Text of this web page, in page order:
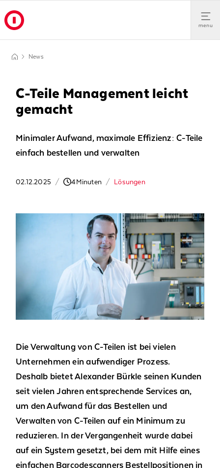
menu
News
C-Teile Management leicht
gemacht
Minimaler Aufwand, maximale Effizienz: C-Teile
einfach bestellen und verwalten
02.12.2025 / 4Minuten / Lösungen
Die Verwaltung von C-Teilen ist bei vielen
Unternehmen ein aufwendiger Prozess.
Deshalb bietet Alexander Bürkle seinen Kunden
seit vielen Jahren entsprechende Services an,
um den Aufwand für das Bestellen und
Verwalten von C-Teilen auf ein Minimum zu
reduzieren. In der Vergangenheit wurde dabei
auf ein System gesetzt, bei dem mit Hilfe eines
einfachen Barcodescanners Bestellpositionen in